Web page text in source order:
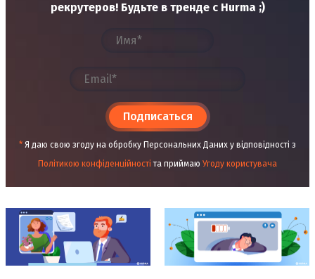
рекрутеров! Будьте в тренде с Hurma ;)
Подписаться
* Я даю свою згоду на обробку Персональних Даних у відповідності з
Політикою конфіденційності та приймаю Угоду користувача